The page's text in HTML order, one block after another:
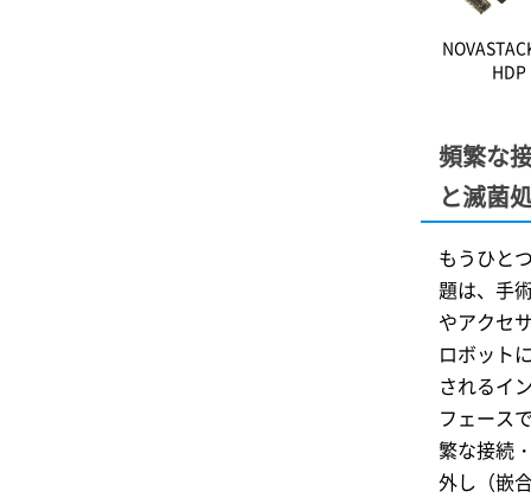
HDP
頻繁な
と滅菌
もうひと
題は、手
やアクセ
ロボット
されるイ
フェース
繁な接続
外し（嵌